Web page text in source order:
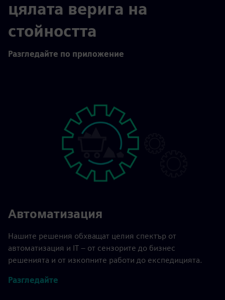
цялата верига на
стойността
Разгледайте по приложение
Автоматизация
Нашите решения обхващат целия спектър от
автоматизация и IT – от сензорите до бизнес
решенията и от изкопните работи до експедицията.
Разгледайте